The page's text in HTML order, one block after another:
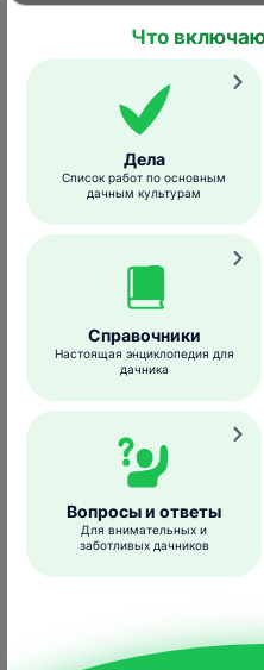
по окончании
ним – еще через 7
обработку
сбора урожая.
Если болезнь
очень сильно, то по
можно провести
концентрированной,
жидкостью.
выбор устойчивых
уборка
Средства борьбы
Абига-Пик, ВС –
болезней на
Что
Дела
Список работ по основным
дачным культурам
Справочники
Настоящая энциклопедия для
дачника
Вопросы и ответы
Для внимательных и
заботливых дачников